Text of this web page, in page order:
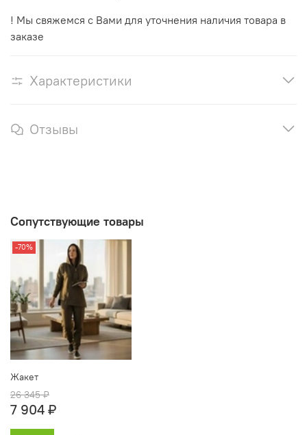
! Мы свяжемся с Вами для уточнения наличия товара в
заказе
Характеристики
Отзывы
Сопутствующие товары
-70%
Жакет
26 345 ₽
7 904 ₽